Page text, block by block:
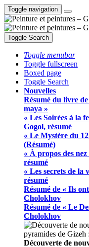
Toggle navigation
Toggle Search
Toggle menubar
Toggle fullscreen
Boxed page
Toggle Search
Nouvelles
Résumé du livre
maya »
« Les Soirées à la
Gogol, résumé
« Le Mystère du
(Résumé)
« À propos des
résumé
« Les secrets de
résumé
Résumé de « Ils
Cholokhov
Résumé de « Le
Cholokhov
Découverte de